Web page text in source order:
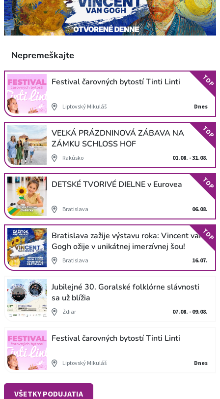
Nepremeškajte
Festival čarovných bytostí Tinti Linti
Liptovský Mikuláš Dnes
TOP
VEĽKÁ PRÁZDNINOVÁ ZÁBAVA NA
ZÁMKU SCHLOSS HOF
Rakúsko 01.08. - 31.08.
TOP
DETSKÉ TVORIVÉ DIELNE v Eurovea
Bratislava 06.08.
TOP
Bratislava zažije výstavu roka: Vincent van
Gogh ožije v unikátnej imerzívnej šou!
Bratislava 16.07.
TOP
Jubilejné 30. Goralské folklórne slávnosti
sa už blížia
Ždiar 07.08. - 09.08.
Festival čarovných bytostí Tinti Linti
Liptovský Mikuláš Dnes
VŠETKY PODUJATIA